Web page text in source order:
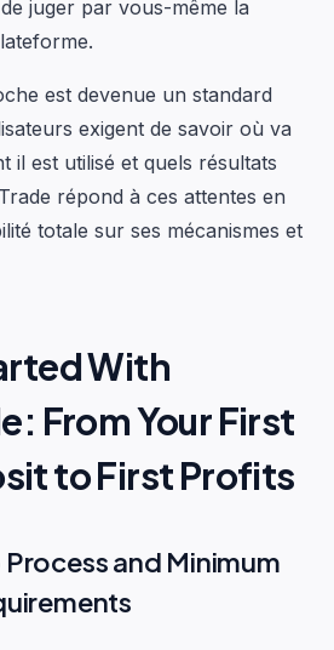
juger par vous-même la
est devenue un standard
exigent de savoir où va
il est utilisé et quels résultats
répond à ces attentes en
totale sur ses mécanismes et
With
From Your First
to First Profits
and Minimum